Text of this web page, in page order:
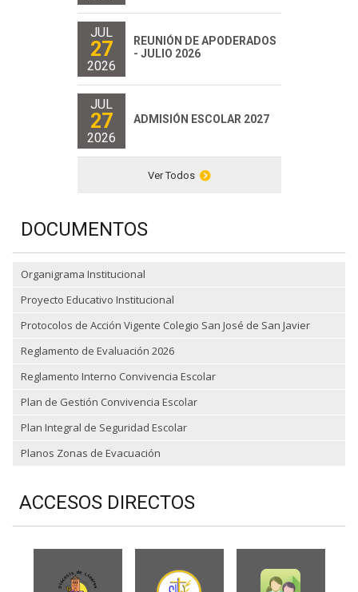
JUL
27
2026
REUNIÓN DE APODERADOS
- JULIO 2026
JUL
27
2026
ADMISIÓN ESCOLAR 2027
Ver Todos
DOCUMENTOS
Organigrama Institucional
Proyecto Educativo Institucional
Protocolos de Acción Vigente Colegio San José de San Javier
Reglamento de Evaluación 2026
Reglamento Interno Convivencia Escolar
Plan de Gestión Convivencia Escolar
Plan Integral de Seguridad Escolar
Planos Zonas de Evacuación
ACCESOS DIRECTOS